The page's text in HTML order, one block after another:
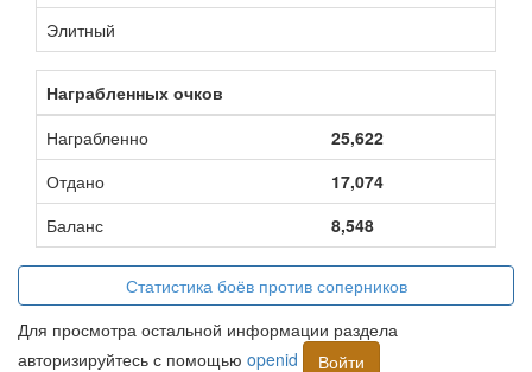
Элитный
Награбленных очков
Награбленно
25,622
Отдано
17,074
Баланс
8,548
Статистика боёв против соперников
Для просмотра остальной информации раздела
авторизируйтесь с помощью openid Войти